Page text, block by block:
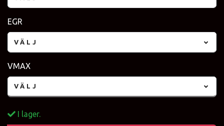
EGR
VÄLJ
VMAX
VÄLJ
I lager.